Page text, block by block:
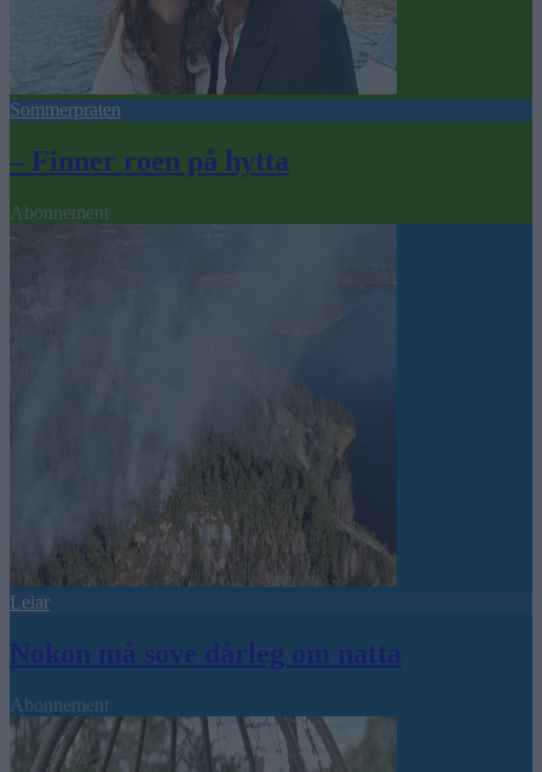
Sommerpraten
– Finner roen på hytta
Abonnement
Leiar
Nokon må sove dårleg om natta
Abonnement